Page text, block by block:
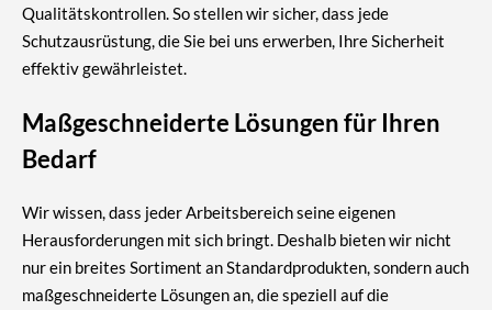
Qualitätskontrollen. So stellen wir sicher, dass jede
Schutzausrüstung, die Sie bei uns erwerben, Ihre Sicherheit
effektiv gewährleistet.
Maßgeschneiderte Lösungen für Ihren
Bedarf
Wir wissen, dass jeder Arbeitsbereich seine eigenen
Herausforderungen mit sich bringt. Deshalb bieten wir nicht
nur ein breites Sortiment an Standardprodukten, sondern auch
maßgeschneiderte Lösungen an, die speziell auf die